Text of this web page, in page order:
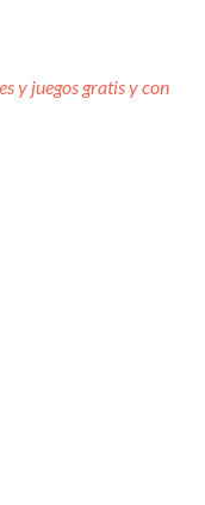
y juegos gratis y con